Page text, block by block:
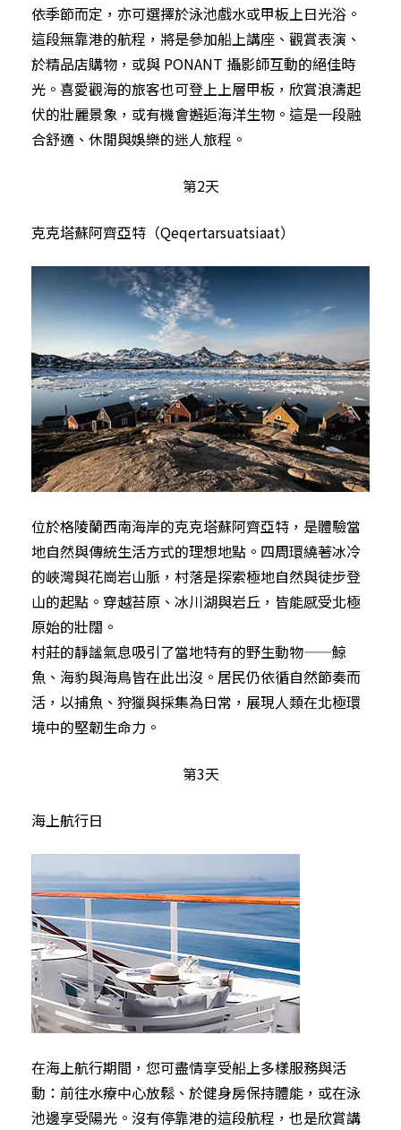
依季節而定，亦可選擇於泳池戲水或甲板上日光浴。
這段無靠港的航程，將是參加船上講座、觀賞表演、
於精品店購物，或與 PONANT 攝影師互動的絕佳時
光。喜愛觀海的旅客也可登上上層甲板，欣賞浪濤起
伏的壯麗景象，或有機會邂逅海洋生物。這是一段融
合舒適、休閒與娛樂的迷人旅程。
第2天
克克塔蘇阿齊亞特（Qeqertarsuatsiaat）
位於格陵蘭西南海岸的克克塔蘇阿齊亞特，是體驗當
地自然與傳統生活方式的理想地點。四周環繞著冰冷
的峽灣與花崗岩山脈，村落是探索極地自然與徒步登
山的起點。穿越苔原、冰川湖與岩丘，皆能感受北極
原始的壯闊。
村莊的靜謐氣息吸引了當地特有的野生動物——鯨
魚、海豹與海鳥皆在此出沒。居民仍依循自然節奏而
活，以捕魚、狩獵與採集為日常，展現人類在北極環
境中的堅韌生命力。
第3天
海上航行日
在海上航行期間，您可盡情享受船上多樣服務與活
動：前往水療中心放鬆、於健身房保持體能，或在泳
池邊享受陽光。沒有停靠港的這段航程，也是欣賞講